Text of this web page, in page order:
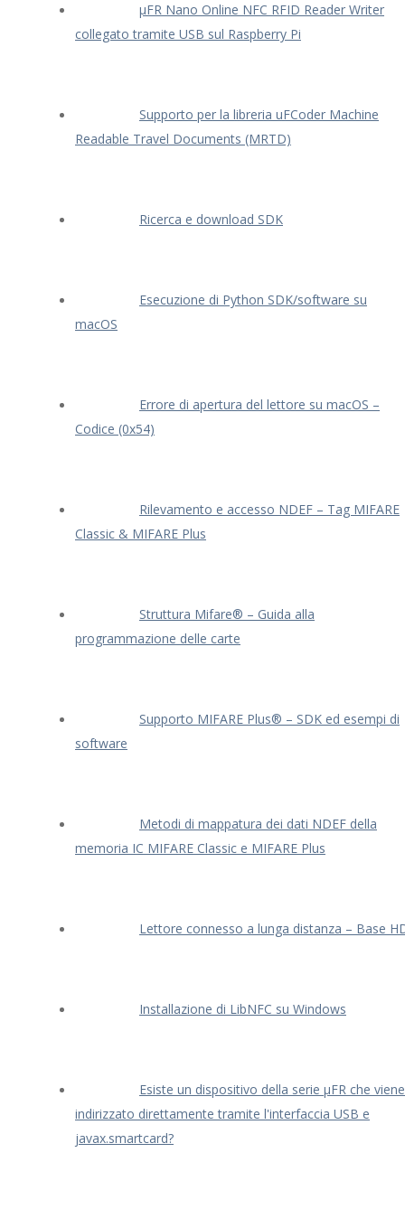
μFR Nano Online NFC RFID Reader Writer
collegato tramite USB sul Raspberry Pi
Supporto per la libreria uFCoder Machine
Readable Travel Documents (MRTD)
Ricerca e download SDK
Esecuzione di Python SDK/software su
macOS
Errore di apertura del lettore su macOS –
Codice (0x54)
Rilevamento e accesso NDEF – Tag MIFARE
Classic & MIFARE Plus
Struttura Mifare® – Guida alla
programmazione delle carte
Supporto MIFARE Plus® – SDK ed esempi di
software
Metodi di mappatura dei dati NDEF della
memoria IC MIFARE Classic e MIFARE Plus
Lettore connesso a lunga distanza – Base
Installazione di LibNFC su Windows
Esiste un dispositivo della serie μFR che viene
indirizzato direttamente tramite l'interfaccia USB e
javax.smartcard?